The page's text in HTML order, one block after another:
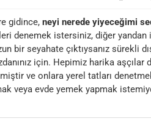
gidince, neyi nerede yiyeceğimi
denemek istersiniz, diğer yandan
bir seyahate çıktıysanız sürekli
için. Hepimiz harika
ve onlara yerel tatları
veya evde yemek yapmak